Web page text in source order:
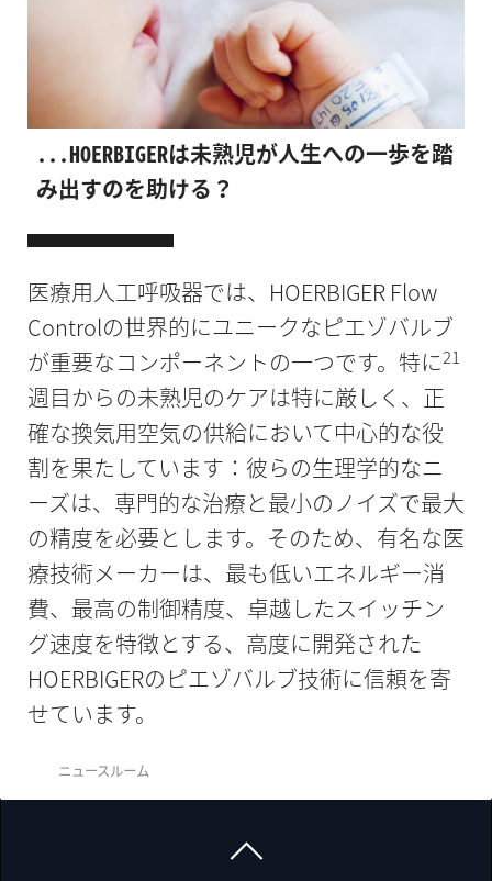
...HOERBIGERは未熟児が人生への一歩を踏
み出すのを助ける？
医療用人工呼吸器では、HOERBIGER Flow
Controlの世界的にユニークなピエゾバルブ
が重要なコンポーネントの一つです。特に21
週目からの未熟児のケアは特に厳しく、正
確な換気用空気の供給において中心的な役
割を果たしています：彼らの生理学的なニ
ーズは、専門的な治療と最小のノイズで最大
の精度を必要とします。そのため、有名な医
療技術メーカーは、最も低いエネルギー消
費、最高の制御精度、卓越したスイッチン
グ速度を特徴とする、高度に開発された
HOERBIGERのピエゾバルブ技術に信頼を寄
せています。
ニュースルーム